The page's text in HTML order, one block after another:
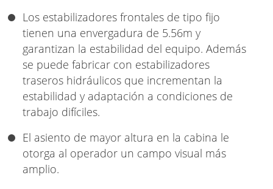
Los estabilizadores frontales de tipo fijo
tienen una envergadura de 5.56m y
garantizan la estabilidad del equipo. Además
se puede fabricar con estabilizadores
traseros hidráulicos que incrementan la
estabilidad y adaptación a condiciones de
trabajo difíciles.
El asiento de mayor altura en la cabina le
otorga al operador un campo visual más
amplio.